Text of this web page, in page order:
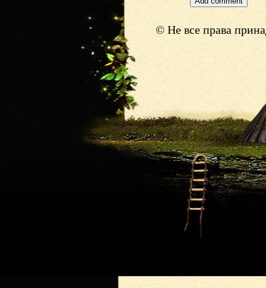
© Не все права